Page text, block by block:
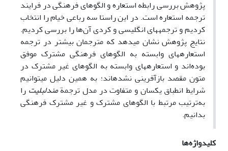
پژوهش بررسی رابطه استعاره و الگوهای فرهنگی در فرایند
ترجمه استعاره است. در این راستا سه رباعی خیام را انتخاب
کردیم و ترجمه­های انگلیسی و کردی آن‌ها را بررسی کردیم.
نتایج پژوهش نشان می­دهد که مترجمان بیشتر در ترجمه
استعاره­های وابسته به الگوهای فرهنگی مشترک موفق
بوده‌اند و استعاره­های وابسته به الگوهای غیر‌ مشترک در
متون مقصد بازآفرینی نشده­اند؛ به همین دلیل می­توانیم
شرایط انطباق یکسان و متفاوت در مدل ترجمةمندلبلیت را
به‌ترتیب مرتبط با الگوهای مشترک و غیر مشترک فرهنگی
بدانیم.
کلیدواژه‌ها